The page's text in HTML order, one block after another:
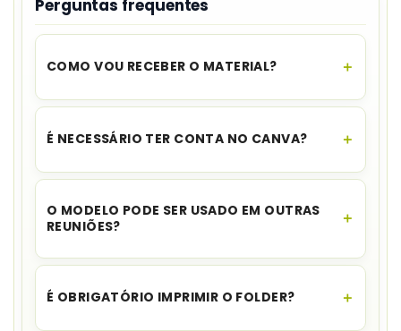
Perguntas frequentes
COMO VOU RECEBER O MATERIAL?
O acesso é instantâneo.Assim que o
para download no seu e-mail e no WhatsApp,
É NECESSÁRIO TER CONTA NO CANVA?
Sim. A fonte informa que umaconta gratuita no
O MODELO PODE SER USADO EM OUTRAS
REUNIÕES?
Sim. Otemplate é reutilizável; basta atualizar
É OBRIGATÓRIO IMPRIMIR O FOLDER?